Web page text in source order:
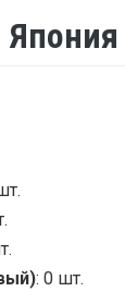
Япония
: 0 шт.